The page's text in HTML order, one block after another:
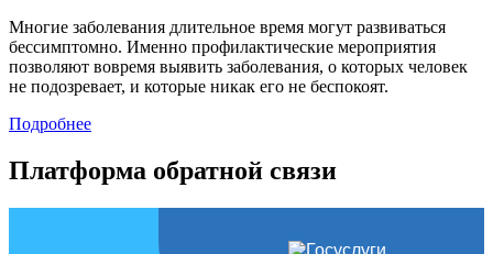
Многие заболевания длительное время могут развиваться
бессимптомно. Именно профилактические мероприятия
позволяют вовремя выявить заболевания, о которых человек
не подозревает, и которые никак его не беспокоят.
Подробнее
Платформа обратной связи